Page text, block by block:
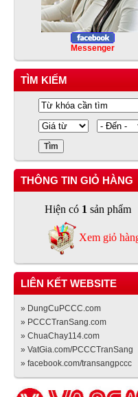
Messenger
TÌM KIẾM
THÔNG TIN GIỎ HÀNG
Hiện có 1 sản phẩm
Xem giỏ
LIÊN KẾT WEBSITE
» DungCuPCCC.com
» PCCCTranSang.com
» ChuaChay114.com
» VatGia.com/PCCCTranSang
» facebook.com/transangpccc